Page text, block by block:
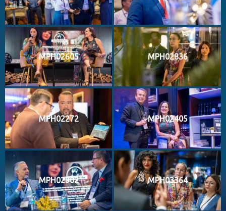
MPH02605 MPH02836
MPH02272 MPH02405
MPH02902 MPH03364